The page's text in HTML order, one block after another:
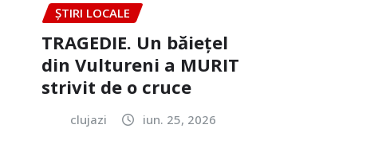
ȘTIRI LOCALE
TRAGEDIE. Un băiețel
din Vultureni a MURIT
strivit de o cruce
clujazi iun. 25, 2026